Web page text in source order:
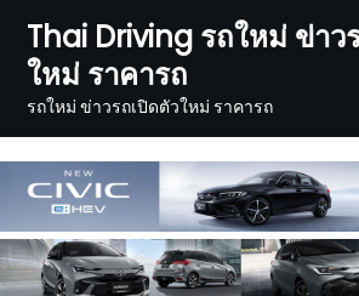
content
Thai Driving รถใหม่ ข่าว
ใหม่ ราคารถ
รถใหม่ ข่าวรถเปิดตัวใหม่ ราคารถ